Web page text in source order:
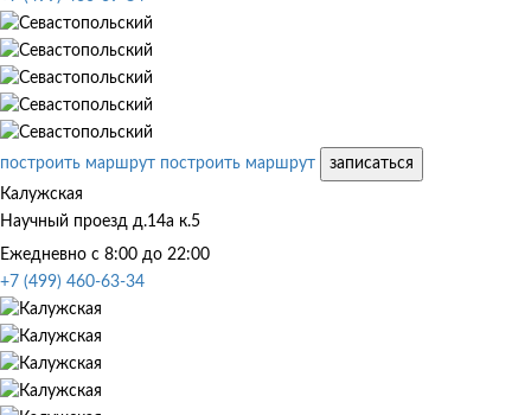
построить маршрут построить маршрут
записаться
Калужская
Научный проезд д.14а к.5
Ежедневно с 8:00 до 22:00
+7 (499) 460-63-34